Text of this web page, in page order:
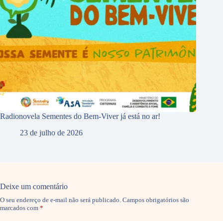
Radionovela Sementes do Bem-Viver já está no ar!
23 de julho de 2026
Deixe um comentário
O seu endereço de e-mail não será publicado. Campos obrigatórios são
marcados com *